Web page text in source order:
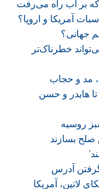
بر آب راه می‌رفت
آمریکا و اروپا؟
جهانی؟
خطرناک‌تر
مد و حجاب
هایدر و حسن
روسیه
صلح بسازند
گرفتن آدرس
لاتین، آمریکا